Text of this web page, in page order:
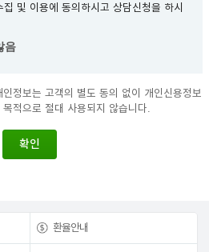
부터 상담거래 종료일까지 보유·이용
일이란 “신청하신 채팅상담 거래가 종료된
조사, 분쟁 해결, 민원 처리, 법령상 의무이
. 다만, 위 개인정보 수집·이용에 관한 동의
및 이용에 동의하시고 상담신청을 하시
음
정보는 고객의 별도 동의 없이 개인신용정보
적으로 절대 사용되지 않습니다.
확인
환율안내